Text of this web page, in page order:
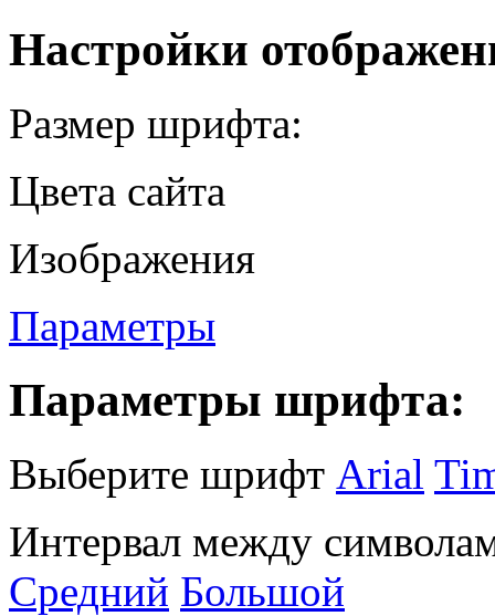
Настройки
Размер шрифта:
Цвета сайта
Изображения
Параметры
Параметры шрифта:
Выберите шрифт Arial
Интервал между
Средний Большой